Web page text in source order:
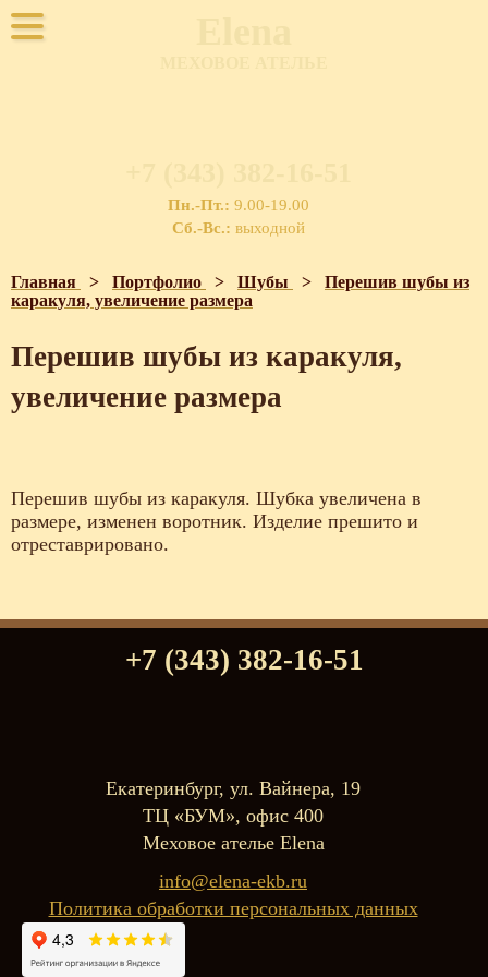
Пн.-Пт.: 9.00-19.00
Сб.-Вс.: выходной
Главная > Портфолио > Шубы > Перешив шубы из
каракуля, увеличение размера
Перешив шубы из каракуля,
увеличение размера
Перешив шубы из каракуля. Шубка увеличена в
размере, изменен воротник. Изделие прешито и
отреставрировано.
+7 (343) 382-16-51
Екатеринбург, ул. Вайнера, 19
ТЦ «БУМ», офис 400
Меховое ателье Elena
info@elena-ekb.ru
Политика обработки персональных данных